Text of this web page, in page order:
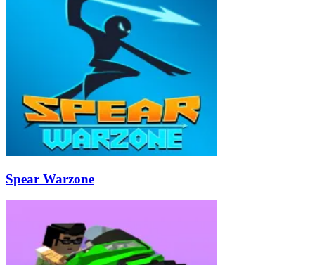
Spear Warzone